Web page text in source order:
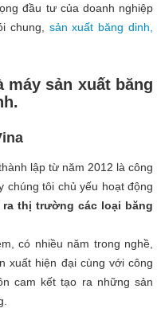
đầu tư của doanh nghiệp
chung, sản xuất băng dinh,
máy sản xuất băng
lập từ năm 2012 là công
chúng tôi chủ yếu hoạt động
thị trường các loại băng
có nhiều năm trong nghề,
xuất hiện đại cùng với công
cam kết tạo ra những sản